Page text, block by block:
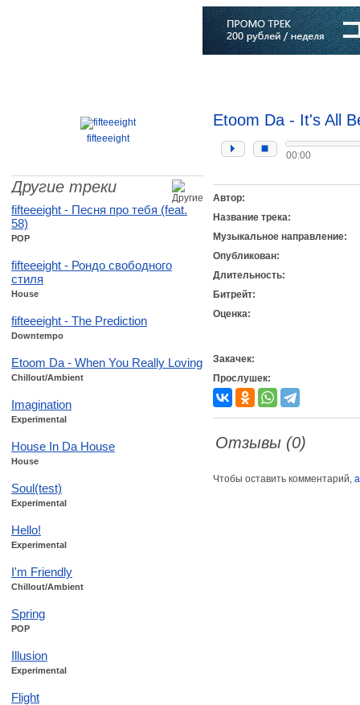
fifteeeight
Другие треки
fifteeeight - Песня про тебя (feat.
58)
POP
fifteeeight - Рондо свободного
стиля
House
fifteeeight - The Prediction
Downtempo
Etoom Da - When You Really Loving
Chillout/Ambient
Imagination
Experimental
House In Da House
House
Soul(test)
Experimental
Hello!
Experimental
I'm Friendly
Chillout/Ambient
Spring
POP
Illusion
Experimental
Flight
Etoom Da - It's All
00:00
Автор:
Название трека:
Музыкальное направление:
Опубликован:
Длительность:
Битрейт:
Оценка:
Закачек:
Прослушек:
Отзывы (0)
Чтобы оставить комментарий,